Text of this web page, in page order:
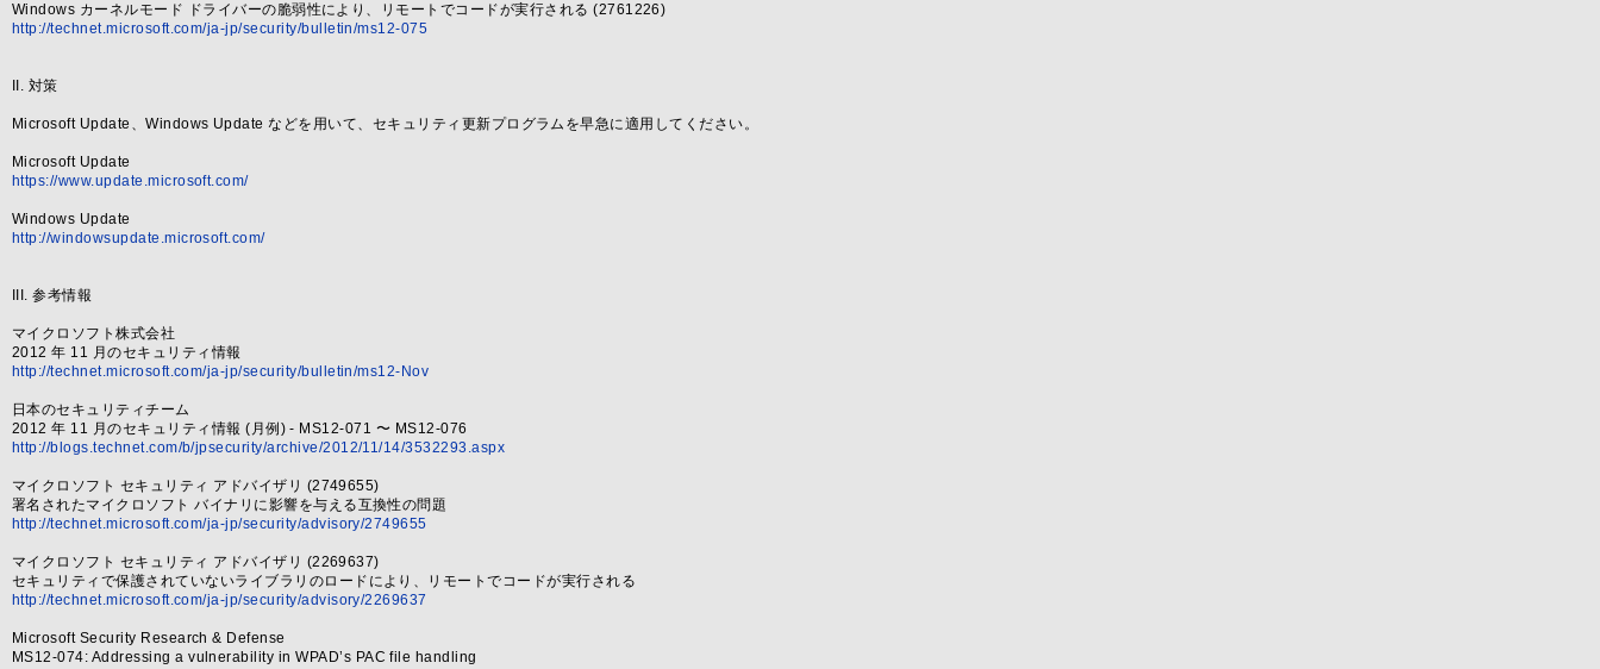
Windows カーネルモード ドライバーの脆弱性により、リモートでコードが実行される (2761226)
http://technet.microsoft.com/ja-jp/security/bulletin/ms12-075
II. 対策
Microsoft Update、Windows Update などを用いて、セキュリティ更新プログラムを早急に適用してください。
Microsoft Update
https://www.update.microsoft.com/
Windows Update
http://windowsupdate.microsoft.com/
III. 参考情報
マイクロソフト株式会社
2012 年 11 月のセキュリティ情報
http://technet.microsoft.com/ja-jp/security/bulletin/ms12-Nov
日本のセキュリティチーム
2012 年 11 月のセキュリティ情報 (月例) - MS12-071 〜 MS12-076
http://blogs.technet.com/b/jpsecurity/archive/2012/11/14/3532293.aspx
マイクロソフト セキュリティ アドバイザリ (2749655)
署名されたマイクロソフト バイナリに影響を与える互換性の問題
http://technet.microsoft.com/ja-jp/security/advisory/2749655
マイクロソフト セキュリティ アドバイザリ (2269637)
セキュリティで保護されていないライブラリのロードにより、リモートでコードが実行される
http://technet.microsoft.com/ja-jp/security/advisory/2269637
Microsoft Security Research & Defense
MS12-074: Addressing a vulnerability in WPAD’s PAC file handling